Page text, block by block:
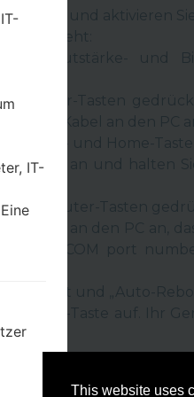
This website uses
aus und aktivieren
es geht:
, Lautstärke- und
Leiser-Tasten
USB-Kabel an den PC
, Lauter- und Home-
Kabel an und halten
und Lauter-Tasten
Telefon an den PC an,
IT-